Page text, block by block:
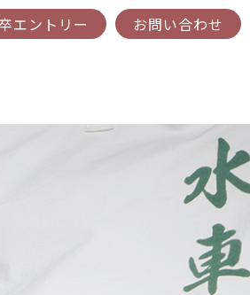
エントリー お問い合わせ